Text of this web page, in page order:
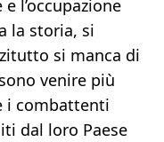
l’occupazione
la storia, si
si manca di
venire più
i combattenti
dal loro Paese